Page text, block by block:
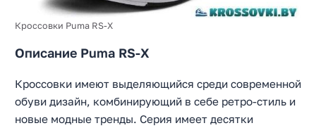
Кроссовки Puma RS-X
Описание Puma RS-X
Кроссовки имеют выделяющийся среди современной
обуви дизайн, комбинирующий в себе ретро-стиль и
новые модные тренды. Серия имеет десятки